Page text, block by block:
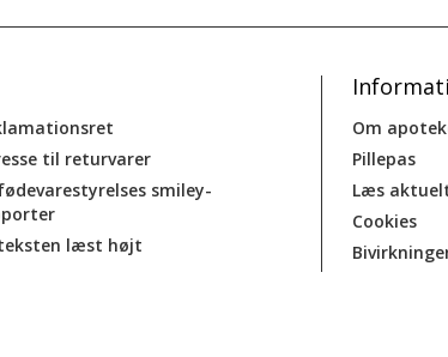
til returvarer
smiley-
læst højt
Om
Pillepas
Læs
Cookies